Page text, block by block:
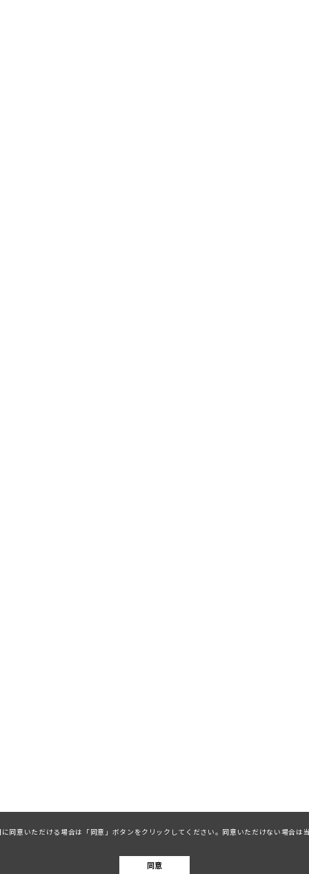
同意いただける場合は「同意」ボタンをクリックしてください。同意いただけない場合
同意